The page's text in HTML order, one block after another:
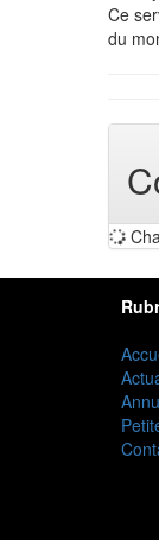
Ce
du